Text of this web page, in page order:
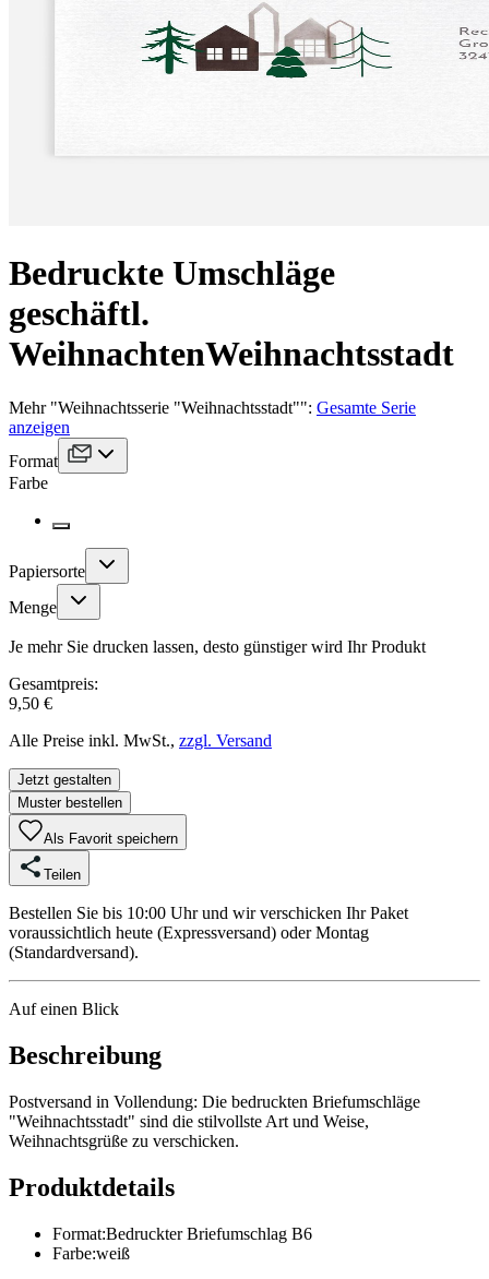
Bedruckte Umschläge
geschäftl.
WeihnachtenWeihnachtsstadt
Mehr"Weihnachtsserie "Weihnachtsstadt"": Gesamte Serie
anzeigen
Format
Farbe
Papiersorte
Menge
Je mehr Sie drucken lassen, desto günstiger wird Ihr Produkt
Gesamtpreis:
9,50 €
Alle Preise inkl. MwSt., zzgl. Versand
Jetzt gestalten
Muster bestellen
Als Favorit speichern
Teilen
Bestellen Sie bis 10:00 Uhr und wir verschicken Ihr Paket
voraussichtlich heute (Expressversand) oder Montag
(Standardversand).
Auf einen Blick
Beschreibung
Postversand in Vollendung: Die bedruckten Briefumschläge
"Weihnachtsstadt" sind die stilvollste Art und Weise,
Weihnachtsgrüße zu verschicken.
Produktdetails
Format:Bedruckter Briefumschlag B6
Farbe:weiß